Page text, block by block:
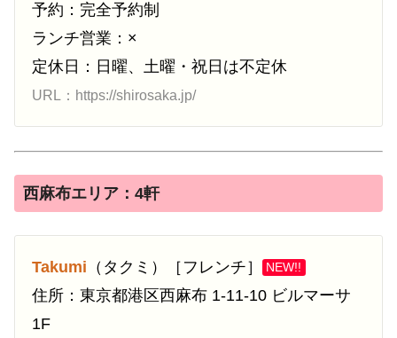
予約：完全予約制
ランチ営業：×
定休日：日曜、土曜・祝日は不定休
URL：https://shirosaka.jp/
西麻布エリア：4軒
Takumi （タクミ）［フレンチ］ NEW!!
住所：東京都港区西麻布 1-11-10 ビルマーサ
1F